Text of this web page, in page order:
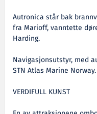
Autronica står bak
fra Marioff, vanntette
Harding.
Navigasjonsutstyr, med
STN Atlas Marine Norway.
VERDIFULL KUNST